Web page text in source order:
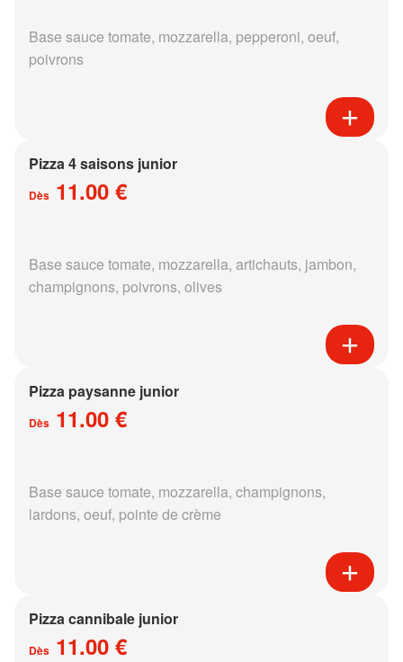
Base sauce tomate, mozzarella, pepperoni, oeuf,
poivrons
Pizza 4 saisons junior
Dès 11.00 €
Base sauce tomate, mozzarella, artichauts, jambon,
champignons, poivrons, olives
Pizza paysanne junior
Dès 11.00 €
Base sauce tomate, mozzarella, champignons,
lardons, oeuf, pointe de crème
Pizza cannibale junior
Dès 11.00 €